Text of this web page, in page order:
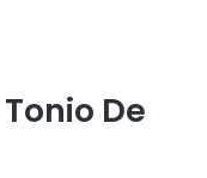
De